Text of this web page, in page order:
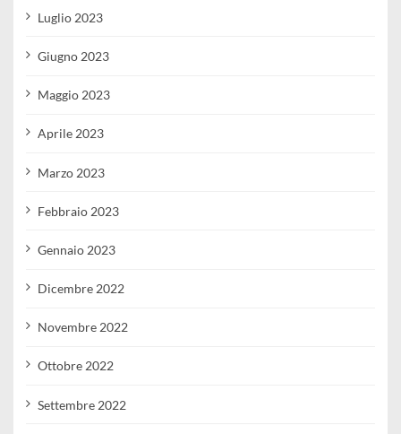
Luglio 2023
Giugno 2023
Maggio 2023
Aprile 2023
Marzo 2023
Febbraio 2023
Gennaio 2023
Dicembre 2022
Novembre 2022
Ottobre 2022
Settembre 2022